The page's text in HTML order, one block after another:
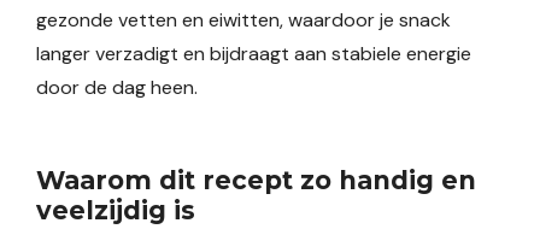
gezonde vetten en eiwitten, waardoor je snack
langer verzadigt en bijdraagt aan stabiele energie
door de dag heen.
Waarom dit recept zo handig en
veelzijdig is